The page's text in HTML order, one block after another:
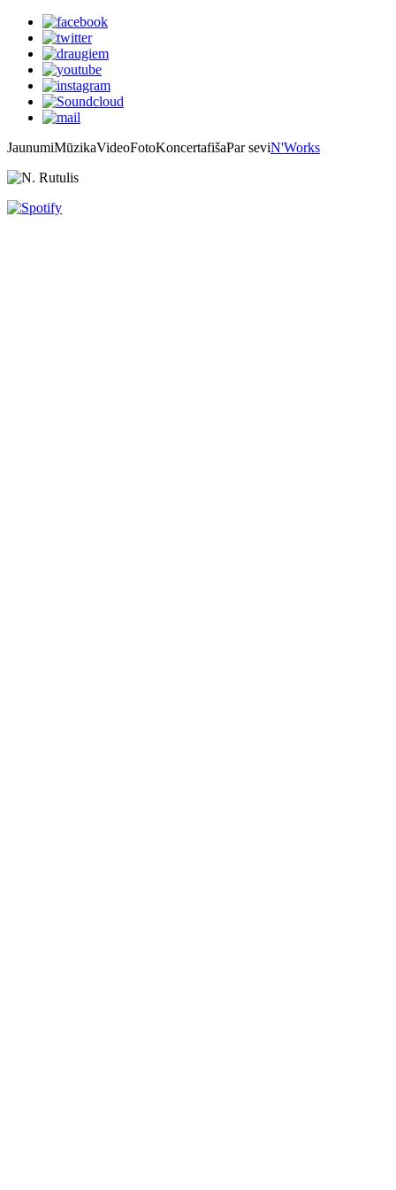
JaunumiMūzikaVideoFotoKoncertafišaPar seviN'Works